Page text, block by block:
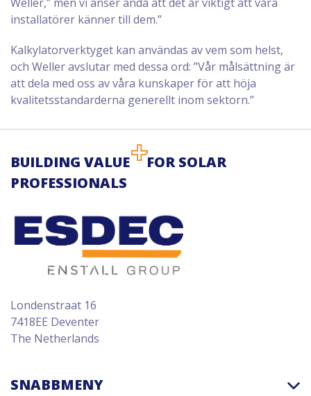
installatörer känner till dem.”
Kalkylatorverktyget kan användas av vem som helst,
och Weller avslutar med dessa ord: ”Vår målsättning är
att dela med oss av våra kunskaper för att höja
kvalitetsstandarderna generellt inom sektorn.”
BUILDING VALUE
FOR SOLAR
PROFESSIONALS
Londenstraat 16
7418EE Deventer
The Netherlands
SNABBMENY